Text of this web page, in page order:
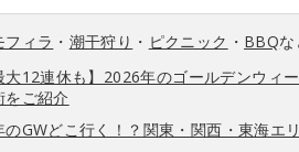
フィラ ・ 潮干狩り ・ ピクニック ・ BBQ
大12連休も】2026年のゴールデンウィ
をご紹介
のGWどこ行く！？関東・関西・東海エ